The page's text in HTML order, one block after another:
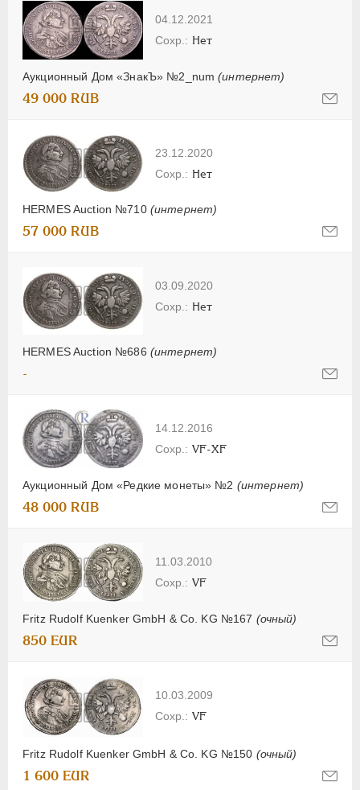
04.12.2021
Аукционный Дом «ЗнакЪ» №2_num(интернет)
Нет
49 000 RUB
23.12.2020
HERMES Auction №710 (интернет)
Нет
57 000 RUB
03.09.2020
HERMES Auction №686 (интернет)
Нет
-
14.12.2016
Аукционный Дом «Редкие монеты» №2 (интернет)
VF-XF
48 000 RUB
11.03.2010
Fritz Rudolf Kuenker GmbH & Co. KG №167 (очный)
VF
850 EUR
10.03.2009
Fritz Rudolf Kuenker GmbH & Co. KG №150 (очный)
VF
1 600 EUR